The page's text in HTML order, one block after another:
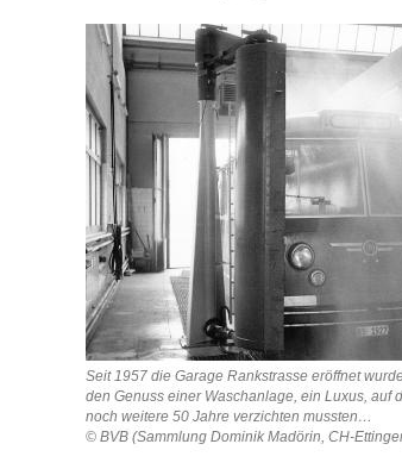
Seit 1957 die Garage Rankstrasse eröffnet
den Genuss einer Waschanlage, ein Luxus, auf
noch weitere 50 Jahre verzichten mussten…
© BVB (Sammlung Dominik Madörin, CH-